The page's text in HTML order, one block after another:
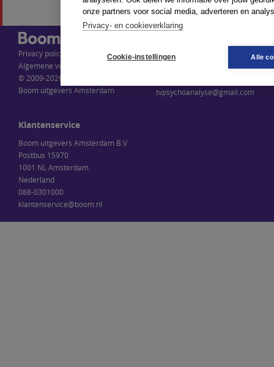
onze partners voor social media, adverteren en
Privacy- en cookieverklaring
Cookie-instellingen Alle
Privacy policy
Algemene voorwaarden
© 2009-2026
Boom uitgevers Amsterdam
Romana Goedendorp
tvpsychoanalyse@gmail.com
Klantenservice
Boom uitgevers Amsterdam B.V.
Postbus 15970
1001 NL Amsterdam
Nederland
088-0301000
klantenservice@boom.nl